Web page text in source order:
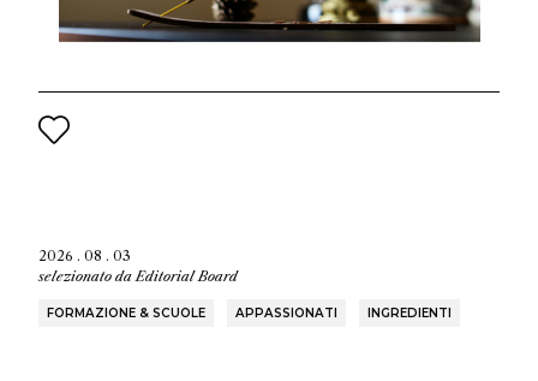
2026 . 08 . 03
selezionato daEditorial Board
FORMAZIONE & SCUOLE APPASSIONATI INGREDIENTI